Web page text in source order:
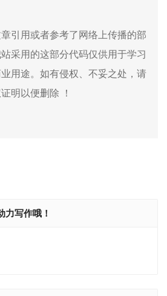
章引用或者参考了网络上传播的部
采用的这部分代码仅供用于学习
用途。如有侵权、不妥之处，请
明以便删除 ！
力写作哦！